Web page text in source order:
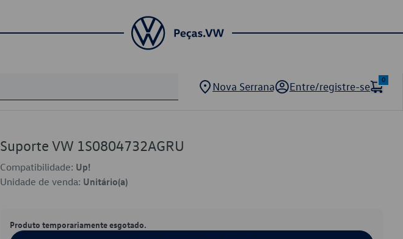
Nova Serrana Entre/registre-se
0
Suporte VW 1S0804732AGRU
Compatibilidade: Up!
Unidade de venda: Unitário(a)
Produto temporariamente esgotado.